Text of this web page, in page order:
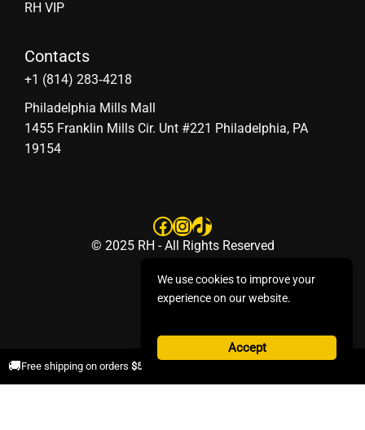
🚚Free shipping on orders $50+
RH VIP
Contacts
‪+1 (814) 283‑4218
Philadelphia Mills Mall
1455 Franklin Mills Cir. Unt #221 Philadelphia, PA
19154
Facebook
Instagram
TikTok
© 2025 RH - All Rights Reserved
We use cookies to improve your
experience on our website.
Accept